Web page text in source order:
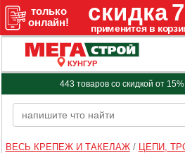
КУНГУР
443 товаров со скидкой от
ВЕСЬ КРЕПЕЖ И ТАКЕЛАЖ/
ЦЕПИ,